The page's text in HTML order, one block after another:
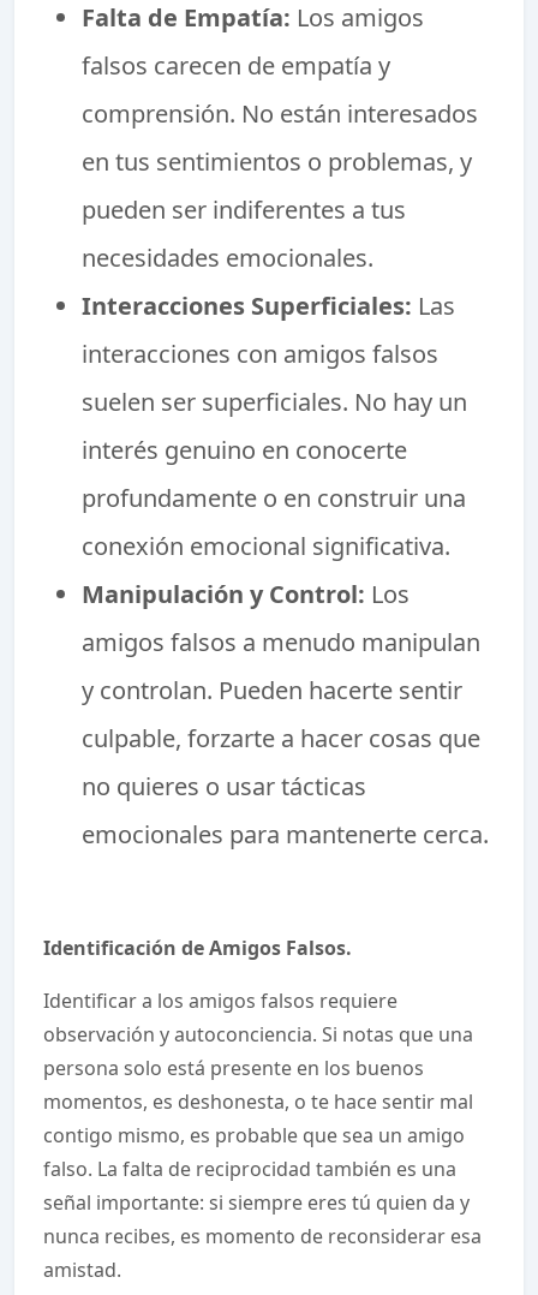
Falta de Empatía: Los amigos
falsos carecen de empatía y
comprensión. No están interesados
en tus sentimientos o problemas, y
pueden ser indiferentes a tus
necesidades emocionales.
Interacciones Superficiales: Las
interacciones con amigos falsos
suelen ser superficiales. No hay un
interés genuino en conocerte
profundamente o en construir una
conexión emocional significativa.
Manipulación y Control: Los
amigos falsos a menudo manipulan
y controlan. Pueden hacerte sentir
culpable, forzarte a hacer cosas que
no quieres o usar tácticas
emocionales para mantenerte cerca.
Identificación de Amigos Falsos.
Identificar a los amigos falsos requiere
observación y autoconciencia. Si notas que una
persona solo está presente en los buenos
momentos, es deshonesta, o te hace sentir mal
contigo mismo, es probable que sea un amigo
falso. La falta de reciprocidad también es una
señal importante: si siempre eres tú quien da y
nunca recibes, es momento de reconsiderar esa
amistad.